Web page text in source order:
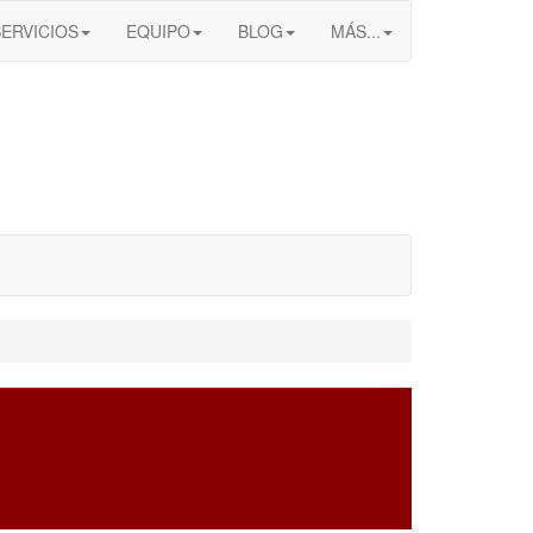
EQUIPO BLOG MÁS...